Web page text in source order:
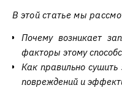
В этой статье мы
Почему возникает
факторы этому
Как правильно сушить
повреждений и